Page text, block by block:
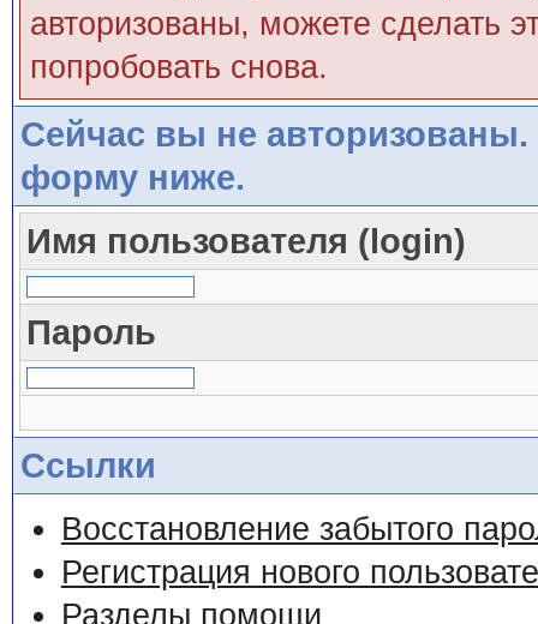
авторизованы, можете сделать
попробовать снова.
Сейчас вы не авторизованы.
форму ниже.
Имя пользователя (login)
Пароль
Ссылки
Восстановление забытого
Регистрация нового
Разделы помощи